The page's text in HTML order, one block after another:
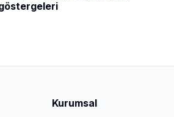
Kurumsal